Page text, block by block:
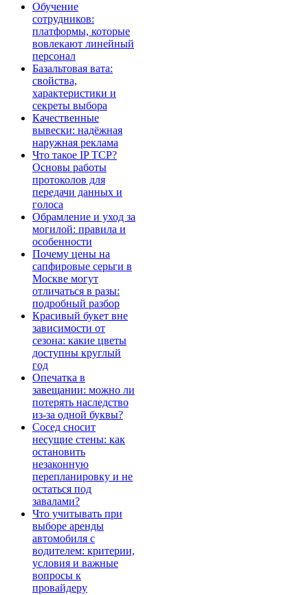
Обучение
сотрудников:
платформы, которые
вовлекают линейный
персонал
Базальтовая вата:
свойства,
характеристики и
секреты выбора
Качественные
вывески: надёжная
наружная реклама
Что такое IP TCP?
Основы работы
протоколов для
передачи данных и
голоса
Обрамление и уход за
могилой: правила и
особенности
Почему цены на
сапфировые серьги в
Москве могут
отличаться в разы:
подробный разбор
Красивый букет вне
зависимости от
сезона: какие цветы
доступны круглый
год
Опечатка в
завещании: можно ли
потерять наследство
из-за одной буквы?
Сосед сносит
несущие стены: как
остановить
незаконную
перепланировку и не
остаться под
завалами?
Что учитывать при
выборе аренды
автомобиля с
водителем: критерии,
условия и важные
вопросы к
провайдеру